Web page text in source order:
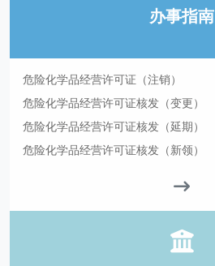
办事指南
危险化学品经营许可证（注销）
危险化学品经营许可证核发（变更）
危险化学品经营许可证核发（延期）
危险化学品经营许可证核发（新领）